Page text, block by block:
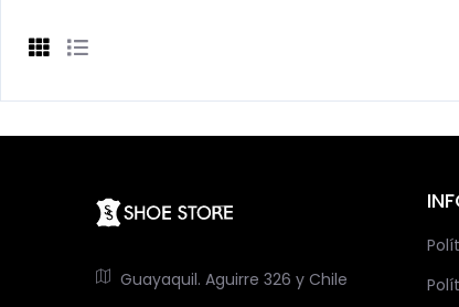
Guayaquil. Aguirre 326 y Chile